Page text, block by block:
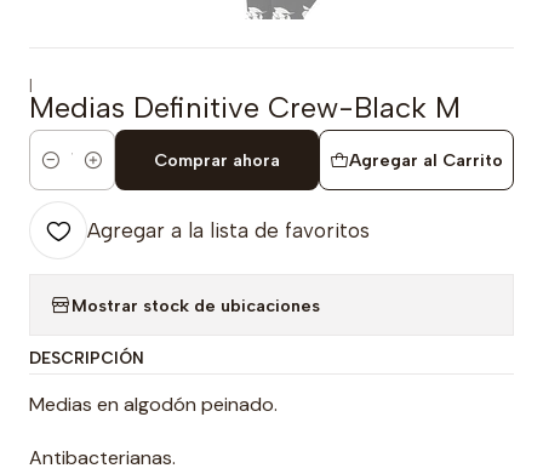
|
Medias Definitive Crew-Black M
Cantidad
Agregar al Carrito
Comprar ahora
Agregar a la lista de favoritos
Mostrar stock de ubicaciones
DESCRIPCIÓN
Medias en algodón peinado.
Antibacterianas.